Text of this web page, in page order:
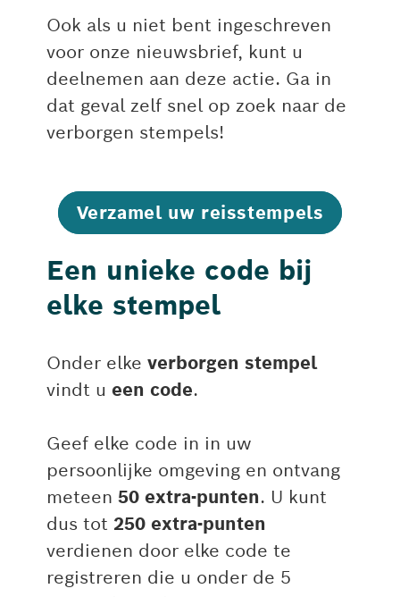
Ook als u niet bent ingeschreven
voor onze nieuwsbrief, kunt u
deelnemen aan deze actie. Ga in
dat geval zelf snel op zoek naar de
verborgen stempels!
Verzamel uw reisstempels
Een unieke code bij
elke stempel
Onder elke verborgen stempel
vindt u een code.
Geef elke code in in uw
persoonlijke omgeving en ontvang
meteen 50 extra-punten. U kunt
dus tot 250 extra-punten
verdienen door elke code te
registreren die u onder de 5